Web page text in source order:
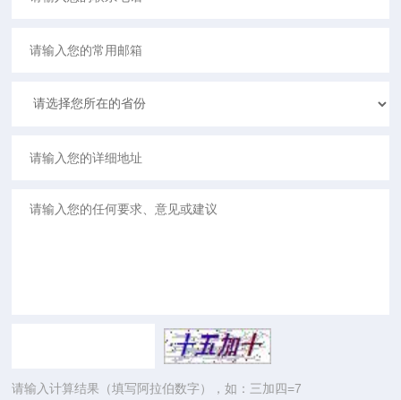
请输入计算结果（填写阿拉伯数字），如：三加四=7